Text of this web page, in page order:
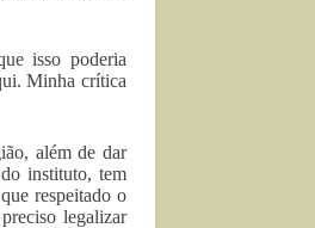
isso poderia
Minha crítica
além de dar
instituto, tem
respeitado o
legalizar